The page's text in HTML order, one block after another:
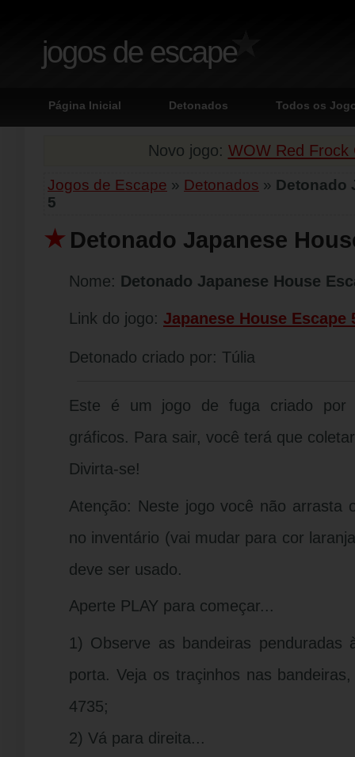
jogos de escape
Página Inicial Detonados Todos os
Novo jogo: WOW Red Frock
Jogos de Escape » Detonados » Detonado
5
Detonado Japanese
Nome: Detonado Japanese House
Link do jogo: Japanese House Escape
Detonado criado por: Túlia
Este é um jogo de fuga criado por
gráficos. Para sair, você terá que
Divirta-se!
Atenção: Neste jogo você não arrasta
no inventário (vai mudar para cor
deve ser usado.
Aperte PLAY para começar...
1) Observe as bandeiras
porta. Veja os traçinhos nas
4735;
2) Vá para direita...